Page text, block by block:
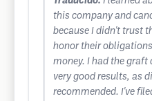
this company and
because I didn't trust
honor their
money. I had the
very good results, as
recommended. I've